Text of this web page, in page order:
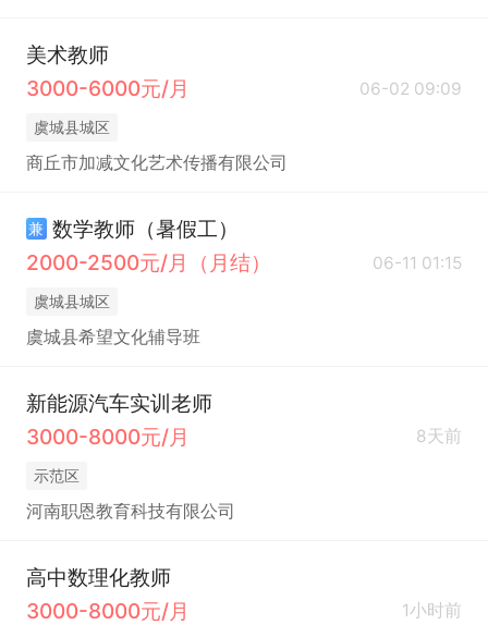
美术教师
3000-6000元/月
06-02 09:09
虞城县城区
商丘市加减文化艺术传播有限公司
兼 数学教师（暑假工）
2000-2500元/月（月结）
06-11 01:15
虞城县城区
虞城县希望文化辅导班
新能源汽车实训老师
3000-8000元/月
8天前
示范区
河南职恩教育科技有限公司
高中数理化教师
3000-8000元/月
1小时前